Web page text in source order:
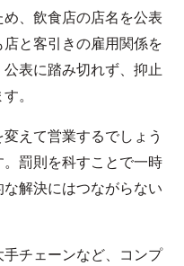
、飲食店の店名を公表
と客引きの雇用関係を
表に踏み切れず、抑止
。
えて営業するでしょう
罰則を科すことで一時
解決にはつながらない
チェーンなど、コンプ